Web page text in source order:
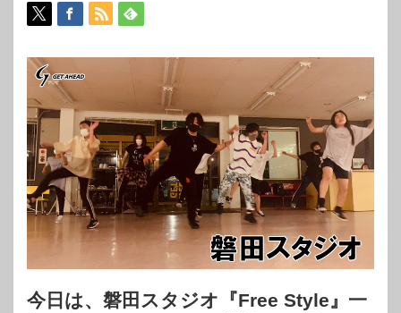
今日は、磐田スタジオ『Free Style』一